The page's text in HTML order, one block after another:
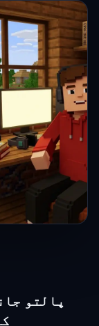
پالتو